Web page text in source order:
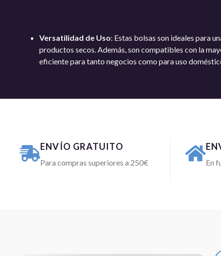
Versatilidad de Uso: Estas bolsas son ideales para
productos secos. Además, son compatibles con la
eficiente para tanto negocios como para uso
ENVÍO GRATUITO
Para compras superiores a 250€ En